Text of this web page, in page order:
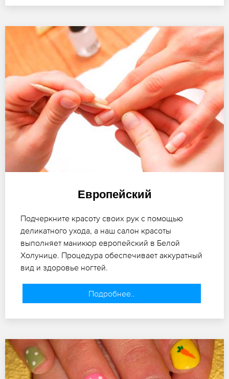
Европейский
Подчеркните красоту своих рук с помощью
деликатного ухода, а наш салон красоты
выполняет маникюр европейский в Белой
Холунице. Процедура обеспечивает аккуратный
вид и здоровье ногтей.
Подробнее..